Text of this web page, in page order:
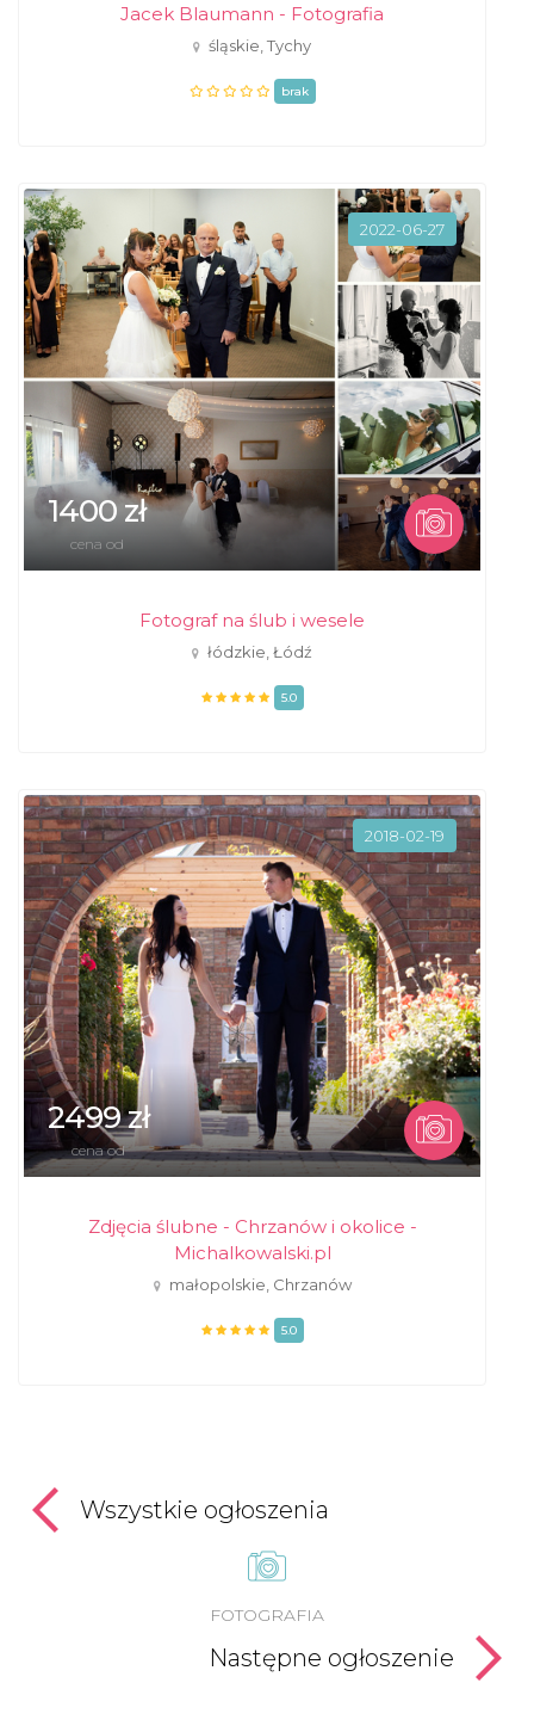
Jacek Blaumann - Fotografia
śląskie, Tychy
brak
2022-06-27
1400 zł
cena od
Fotograf na ślub i wesele
łódzkie, Łódź
5.0
2018-02-19
2499 zł
cena od
Zdjęcia ślubne - Chrzanów i okolice -
Michalkowalski.pl
małopolskie, Chrzanów
5.0
Wszystkie ogłoszenia
FOTOGRAFIA
Następne ogłoszenie